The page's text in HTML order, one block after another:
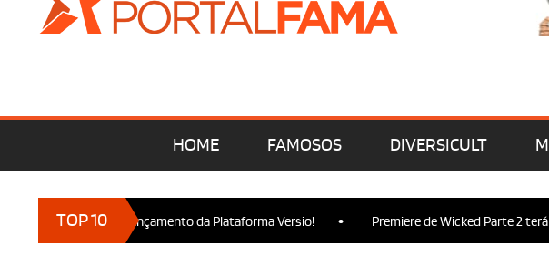
HOME FAMOSOS DIVERSICULT
TOP 10
presença no Lançamento da Plataforma Versio! Premiere de Wicked Parte 2 terá